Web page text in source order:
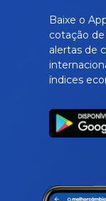
Baixe o
cotação
alertas de
índices